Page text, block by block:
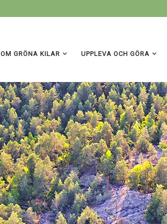
OM GRÖNA KILAR UPPLEVA OCH GÖRA